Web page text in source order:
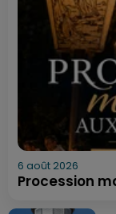
6 août 2026
Procession